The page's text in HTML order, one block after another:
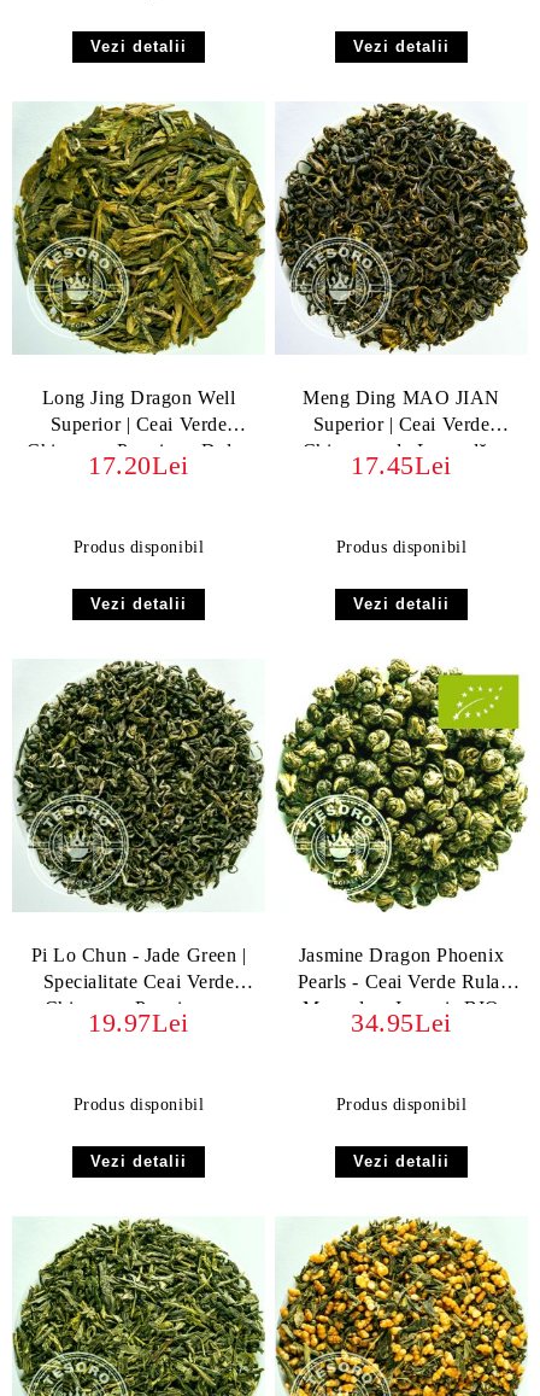
Vezi detalii Vezi detalii
Long Jing Dragon Well
Superior | Ceai Verde
Chinezesc Premium, Dulce
și Nutty
17.20Lei
Produs disponibil
Vezi detalii
Meng Ding MAO JIAN
Superior | Ceai Verde
Chinezesc de Legendă -
Gust Proaspăt și Fructat
17.45Lei
Produs disponibil
Vezi detalii
Pi Lo Chun - Jade Green |
Specialitate Ceai Verde
Chinezesc Premium cu
Istorie și Aromă
19.97Lei
Produs disponibil
Vezi detalii
Jasmine Dragon Phoenix
Pearls - Ceai Verde Rulat
Manual cu Iasomie BIO
ORGANIC
34.95Lei
Produs disponibil
Vezi detalii